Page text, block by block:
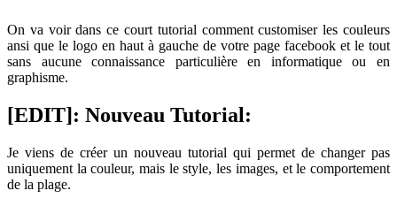
On va voir dans ce court tutorial comment customiser les couleurs
ansi que le logo en haut à gauche de votre page facebook et le tout
sans aucune connaissance particulière en informatique ou en
graphisme.
[EDIT]: Nouveau Tutorial:
Je viens de créer un nouveau tutorial qui permet de changer pas
uniquement la couleur, mais le style, les images, et le comportement
de la plage.